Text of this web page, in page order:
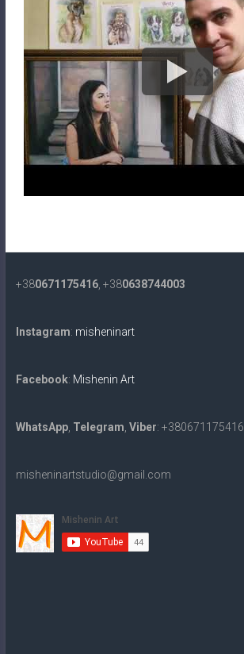
+380671175416, +380638744003
Instagram: misheninart
Facebook: Mishenin Art
WhatsApp, Telegram Viber: +380671175416
misheninartstudio@gmail.com